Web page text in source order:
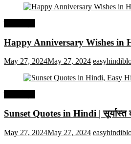
Happy Anniversary Wishes in
May 27, 2024May 27, 2024
Sunset Quotes in Hindi | सूर्यास्त
May 27, 2024May 27, 2024